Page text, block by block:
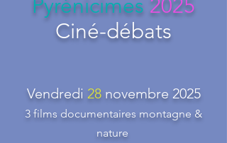
Pyrénicimes 2025
Ciné-débats
Vendredi 28 novembre 2025
3 films documentaires montagne &
nature